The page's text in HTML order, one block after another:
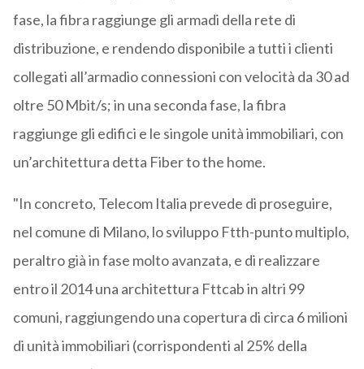
fase, la fibra raggiunge gli armadi della rete di
distribuzione, e rendendo disponibile a tutti i clienti
collegati all’armadio connessioni con velocità da 30 ad
oltre 50 Mbit/s; in una seconda fase, la fibra
raggiunge gli edifici e le singole unità immobiliari, con
un’architettura detta Fiber to the home.
"In concreto, Telecom Italia prevede di proseguire,
nel comune di Milano, lo sviluppo Ftth-punto multiplo,
peraltro già in fase molto avanzata, e di realizzare
entro il 2014 una architettura Fttcab in altri 99
comuni, raggiungendo una copertura di circa 6 milioni
di unità immobiliari (corrispondenti al 25% della